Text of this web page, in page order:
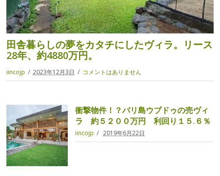
田舎暮らしの夢をカタチにしたヴィラ。リース
28年、約4880万円。
iincojp 2023年12月3日 コメントはありません
衝撃物件！？バリ島ウブドゥの売ヴィ
ラ 約５２００万円 利回り１５.６％
iincojp 2019年6月22日